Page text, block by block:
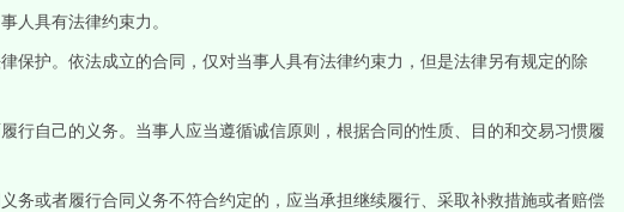
人具有法律约束力。
保护。依法成立的合同，仅对当事人具有法律约束力，但是法律另有规定的除
行自己的义务。当事人应当遵循诚信原则，根据合同的性质、目的和交易习惯履
务或者履行合同义务不符合约定的，应当承担继续履行、采取补救措施或者赔偿